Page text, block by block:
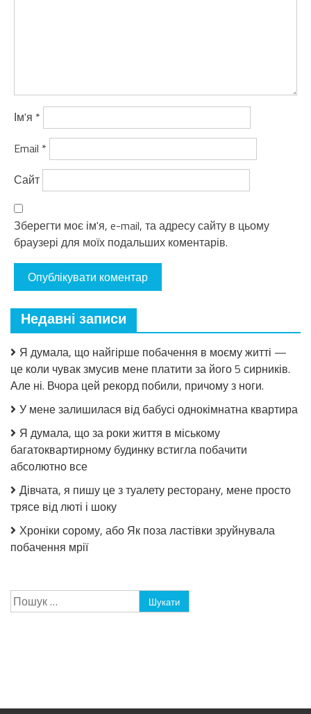
Ім'я *
Email *
Сайт
Зберегти моє ім'я, e-mail, та адресу сайту в цьому
браузері для моїх подальших коментарів.
Недавні записи
Я думала, що найгірше побачення в моєму житті —
це коли чувак змусив мене платити за його 5 сирників.
Але ні. Вчора цей рекорд побили, причому з ноги.
У мене залишилася від бабусі однокімнатна квартира
Я думала, що за роки життя в міському
багатоквартирному будинку встигла побачити
абсолютно все
Дівчата, я пишу це з туалету ресторану, мене просто
трясе від люті і шоку
Хроніки сорому, або Як поза ластівки зруйнувала
побачення мрії
Пошук: